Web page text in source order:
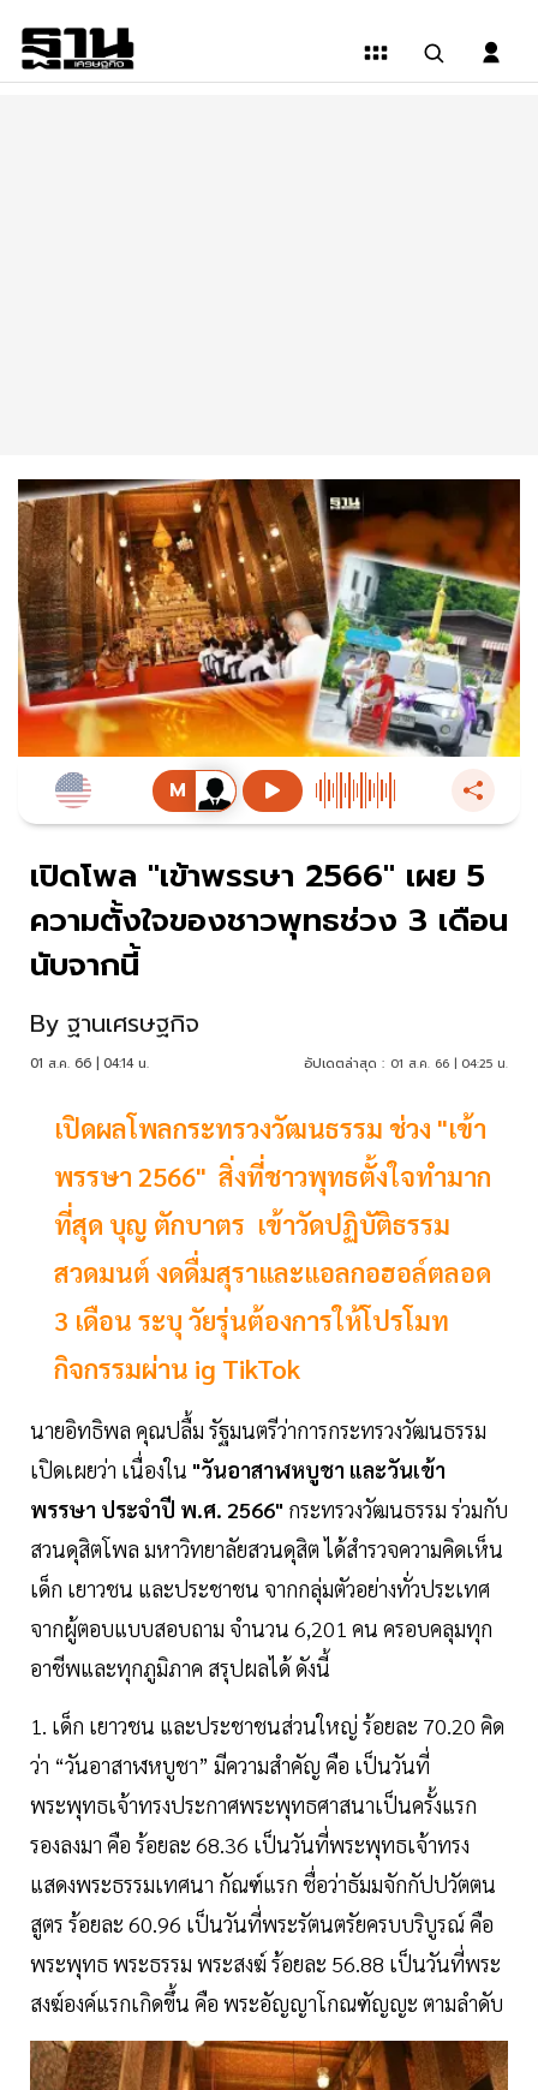
เปิดโพล "เข้าพรรษา 2566" เผย 5
ความตั้งใจของชาวพุทธช่วง 3 เดือน
นับจากนี้
By ฐานเศรษฐกิจ
01 ส.ค. 66 | 04:14 น. อัปเดตล่าสุด : 01 ส.ค. 66 | 04:25 น.
เปิดผลโพลกระทรวงวัฒนธรรม ช่วง "เข้า
พรรษา 2566" สิ่งที่ชาวพุทธตั้งใจทำมาก
ที่สุด บุญ ตักบาตร เข้าวัดปฏิบัติธรรม
สวดมนต์ งดดื่มสุราและแอลกอฮอล์ตลอด
3 เดือน ระบุ วัยรุ่นต้องการให้โปรโมท
กิจกรรมผ่าน ig TikTok
นายอิทธิพล คุณปลื้ม รัฐมนตรีว่าการกระทรวงวัฒนธรรม
เปิดเผยว่า เนื่องใน "วันอาสาฬหบูชา และวันเข้า
พรรษา ประจำปี พ.ศ. 2566" กระทรวงวัฒนธรรม ร่วมกับ
สวนดุสิตโพล มหาวิทยาลัยสวนดุสิต ได้สำรวจความคิดเห็น
เด็ก เยาวชน และประชาชน จากกลุ่มตัวอย่างทั่วประเทศ
จากผู้ตอบแบบสอบถาม จำนวน 6,201 คน ครอบคลุมทุก
อาชีพและทุกภูมิภาค สรุปผลได้ ดังนี้
1. เด็ก เยาวชน และประชาชนส่วนใหญ่ ร้อยละ 70.20 คิด
ว่า “วันอาสาฬหบูชา” มีความสำคัญ คือ เป็นวันที่
พระพุทธเจ้าทรงประกาศพระพุทธศาสนาเป็นครั้งแรก
รองลงมา คือ ร้อยละ 68.36 เป็นวันที่พระพุทธเจ้าทรง
แสดงพระธรรมเทศนา กัณฑ์แรก ชื่อว่าธัมมจักกัปปวัตตน
สูตร ร้อยละ 60.96 เป็นวันที่พระรัตนตรัยครบบริบูรณ์ คือ
พระพุทธ พระธรรม พระสงฆ์ ร้อยละ 56.88 เป็นวันที่พระ
สงฆ์องค์แรกเกิดขึ้น คือ พระอัญญาโกณฑัญญะ ตามลำดับ